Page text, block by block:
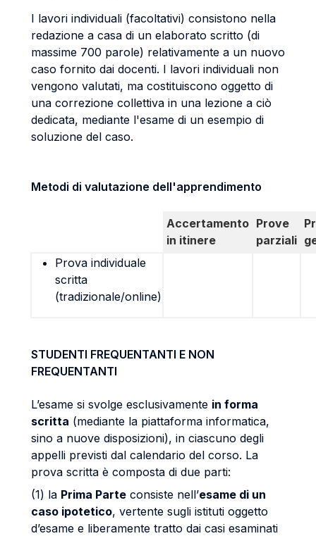
I lavori individuali (facoltativi) consistono nella
redazione a casa di un elaborato scritto (di
massime 700 parole) relativamente a un nuovo
caso fornito dai docenti. I lavori individuali non
vengono valutati, ma costituiscono oggetto di
una correzione collettiva in una lezione a ciò
dedicata, mediante l'esame di un esempio di
soluzione del caso.
Metodi di valutazione dell'apprendimento
Accertamento
in itinere
Prove
parziali
Prova individuale
scritta
(tradizionale/online)
STUDENTI FREQUENTANTI E NON
FREQUENTANTI
L’esame si svolge esclusivamente in forma
scritta (mediante la piattaforma informatica,
sino a nuove disposizioni), in ciascuno degli
appelli previsti dal calendario del corso. La
prova scritta è composta di due parti:
(1) la Prima Parte consiste nell’esame di un
caso ipotetico, vertente sugli istituti oggetto
d’esame e liberamente tratto dai casi esaminati